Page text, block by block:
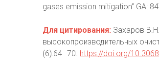
gases emission mitigation” GA:
Для цитирования: Захаров
высокопроизводительных
(6):64–70. https://doi.org/